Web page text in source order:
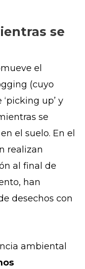
se
el
(cuyo
up’ y
se
el suelo. En el
realizan
al final de
han
desechos con
ambiental